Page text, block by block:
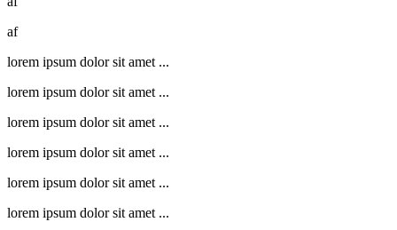
af
lorem ipsum dolor sit amet ...
lorem ipsum dolor sit amet ...
lorem ipsum dolor sit amet ...
lorem ipsum dolor sit amet ...
lorem ipsum dolor sit amet ...
lorem ipsum dolor sit amet ...